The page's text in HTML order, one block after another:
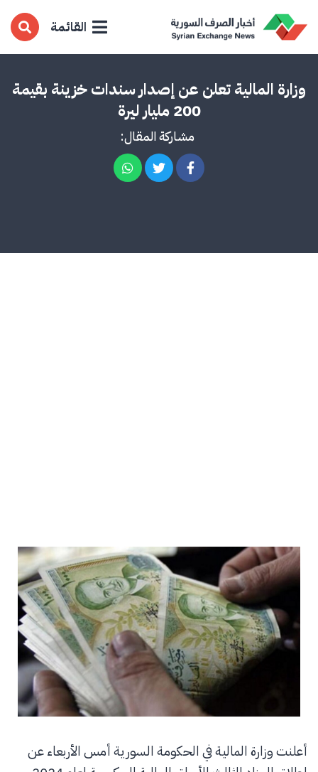
القائمة
وزارة المالية تعلن عن إصدار سندات خزينة بقيمة
200 مليار ليرة
مشاركة المقال:
أعلنت وزارة المالية في الحكومة السورية أمس الأربعاء عن